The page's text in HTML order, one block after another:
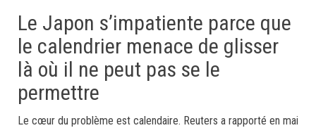
Le Japon s’impatiente parce que
le calendrier menace de glisser
là où il ne peut pas se le
permettre
Le cœur du problème est calendaire. Reuters a rapporté en mai